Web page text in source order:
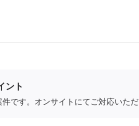
ント
です。オンサイトにてご対応いただ